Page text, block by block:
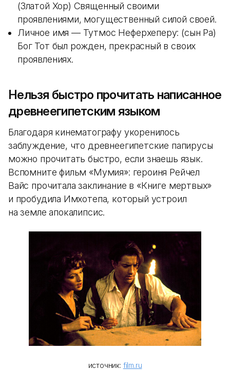
(Златой Хор) Священный своими
проявлениями, могущественный силой своей.
Личное имя — Тутмос Неферхеперу: (сын Ра)
Бог Тот был рожден, прекрасный в своих
проявлениях.
Нельзя быстро прочитать написанное
древнеегипетским языком
Благодаря кинематографу укоренилось
заблуждение, что древнеегипетские папирусы
можно прочитать быстро, если знаешь язык.
Вспомните фильм «Мумия»: героиня Рейчел
Вайс прочитала заклинание в «Книге мертвых»
и пробудила Имхотепа, который устроил
на земле апокалипсис.
источник: film.ru